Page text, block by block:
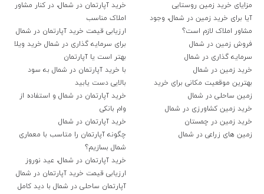
مزایای خرید زمین روستایی
آیا برای خرید زمین در شمال، وجود
مشاور املاک لازم است؟
فروش زمین در شمال
سرمایه گذاری در شمال
خرید زمین در شمال
بهترین موقعیت مکانی برای خرید
زمین ساحلی در شمال
خرید زمین کشاورزی در شمال
خرید زمین در چمستان
زمین های زراعی در شمال
خرید آپارتمان در شمال، در کنار مشاور
املاک مناسب
ارزیابی قیمت خرید آپارتمان در شمال
برای سرمایه گذاری در شمال خرید ویلا
بهتر است یا آپارتمان
با خرید آپارتمان در شمال به سود
بالایی دست یابید
خرید آپارتمان در شمال و استفاده از
وام بانکی
خرید آپارتمان در شمال
چگونه آپارتمان را متاسب با معماری
شمال بسازیم؟
خرید آپارتمان در شمال، عید نوروز
ارزیابی قیمت خرید آپارتمان در شمال
آپارتمان ساحلی در شمال با دید کامل